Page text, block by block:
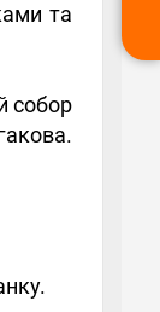
та
собор